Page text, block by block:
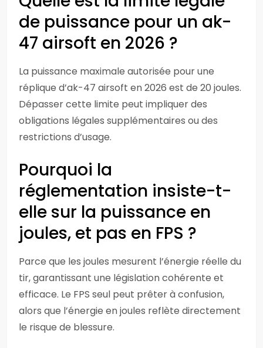
de puissance pour un ak-
47 airsoft en 2026 ?
La puissance maximale autorisée pour une
réplique d’ak-47 airsoft en 2026 est de 20 joules.
Dépasser cette limite peut impliquer des
obligations légales supplémentaires ou des
restrictions d’usage.
Pourquoi la
réglementation insiste-t-
elle sur la puissance en
joules, et pas en FPS ?
Parce que les joules mesurent l’énergie réelle du
tir, garantissant une législation cohérente et
efficace. Le FPS seul peut prêter à confusion,
alors que l’énergie en joules reflète directement
le risque de blessure.